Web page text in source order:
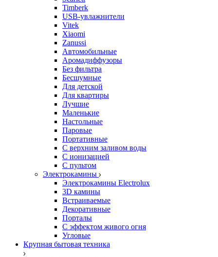
Timberk
USB-увлажнители
Vitek
Xiaomi
Zanussi
Автомобильные
Аромадиффузоры
Без фильтра
Бесшумные
Для детской
Для квартиры
Лучшие
Маленькие
Настольные
Паровые
Портативные
С верхним заливом воды
С ионизацией
С пультом
Электрокамины
Электрокамины Electrolux
3D камины
Встраиваемые
Декоративные
Порталы
С эффектом живого огня
Угловые
Крупная бытовая техника